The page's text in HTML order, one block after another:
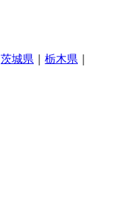
茨城県 栃木県